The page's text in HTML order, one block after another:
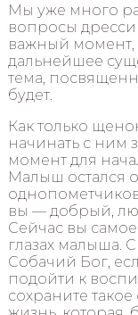
Мы уже много
вопросы
важный момент,
дальнейшее
тема,
будет.
Как только
начинать с ним
момент для
Малыш остался
вы — добрый,
Сейчас вы самое
глазах малыша.
Собачий Бог,
подойти к
сохраните